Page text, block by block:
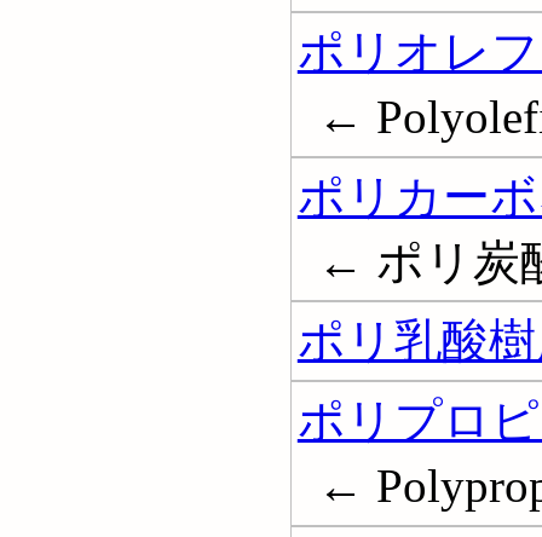
ポリオレ
←
ポリカー
← ポリ炭
ポリ乳酸
ポリプロ
←